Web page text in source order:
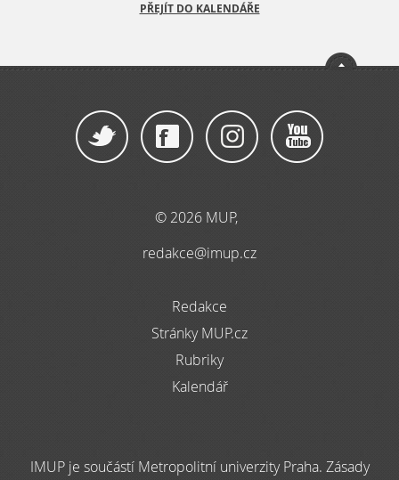
PŘEJÍT DO KALENDÁŘE
© 2026 MUP,
redakce@imup.cz
Redakce
Stránky MUP.cz
Rubriky
Kalendář
IMUP je součástí Metropolitní univerzity Praha. Zásady